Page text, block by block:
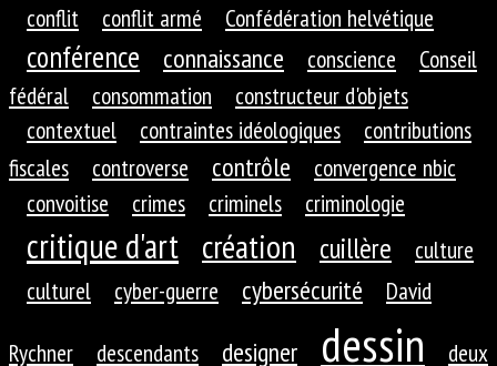
conflit conflit armé Confédération helvétique
conférence connaissance conscience
Conseil
fédéral
consommation
constructeur d'objets
contextuel
contraintes idéologiques
contributions
fiscales
controverse contrôle
convergence nbic
convoitise
crimes criminels criminologie
critique d'art création cuillère
culture
culturel
cyber-guerre cybersécurité
David
Rychner
descendants designer dessin
deux